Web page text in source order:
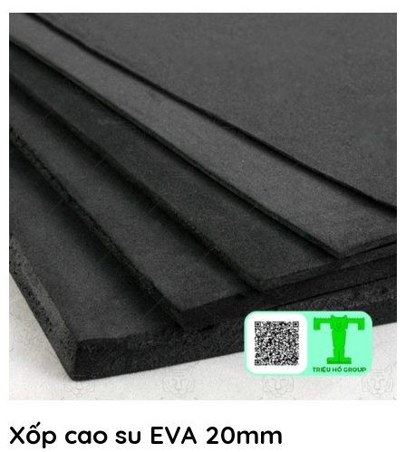
Xốp cao su EVA 20mm